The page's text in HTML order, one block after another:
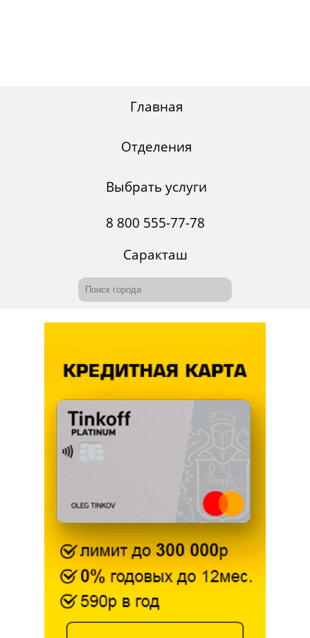
Главная
Отделения
Выбрать услуги
8 800 555-77-78
Саракташ